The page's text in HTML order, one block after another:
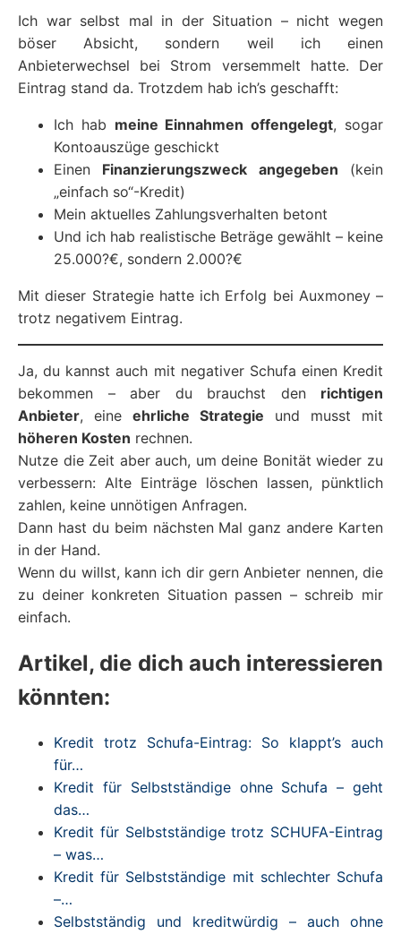
Ich war selbst mal in der Situation – nicht wegen
böser Absicht, sondern weil ich einen
Anbieterwechsel bei Strom versemmelt hatte. Der
Eintrag stand da. Trotzdem hab ich’s geschafft:
Ich hab meine Einnahmen offengelegt, sogar
Kontoauszüge geschickt
Einen Finanzierungszweck angegeben (kein
„einfach so“-Kredit)
Mein aktuelles Zahlungsverhalten betont
Und ich hab realistische Beträge gewählt – keine
25.000?€, sondern 2.000?€
Mit dieser Strategie hatte ich Erfolg bei Auxmoney –
trotz negativem Eintrag.
Ja, du kannst auch mit negativer Schufa einen Kredit
bekommen – aber du brauchst den richtigen
Anbieter, eine ehrliche Strategie und musst mit
höheren Kosten rechnen.
Nutze die Zeit aber auch, um deine Bonität wieder zu
verbessern: Alte Einträge löschen lassen, pünktlich
zahlen, keine unnötigen Anfragen.
Dann hast du beim nächsten Mal ganz andere Karten
in der Hand.
Wenn du willst, kann ich dir gern Anbieter nennen, die
zu deiner konkreten Situation passen – schreib mir
einfach.
Artikel, die dich auch interessieren
könnten:
Kredit trotz Schufa-Eintrag: So klappt’s auch
für…
Kredit für Selbstständige ohne Schufa – geht
das…
Kredit für Selbstständige trotz SCHUFA-Eintrag
– was…
Kredit für Selbstständige mit schlechter Schufa
–…
Selbstständig und kreditwürdig – auch ohne